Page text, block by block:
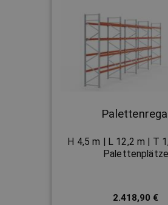
Palettenregal
H 4,5 m | L 12,2 m | T
Palettenplätze
2.418,90 €